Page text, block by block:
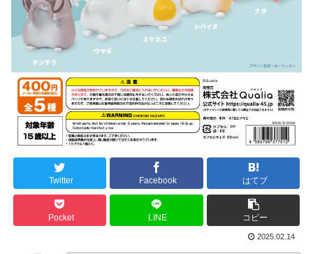
Twitter Facebook はてブ
Pocket LINE コピー
2025.02.14